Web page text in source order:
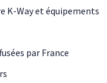
K-Way et équipements
par France